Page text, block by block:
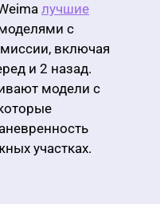
лучшие
с
включая
и 2 назад.
модели с
участках.